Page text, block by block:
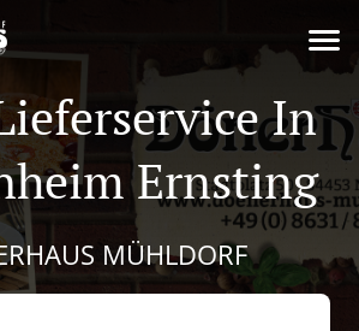
In
Ernsting
MÜHLDORF